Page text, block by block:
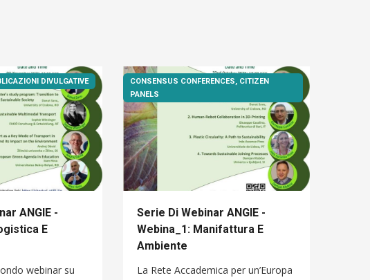
DIVULGATIVE
ANGIE -
E
webinar su
CONSENSUS CONFERENCES, CITIZEN
PANELS
Serie Di Webinar ANGIE -
Webina_1: Manifattura E
Ambiente
La Rete Accademica per un’Europa